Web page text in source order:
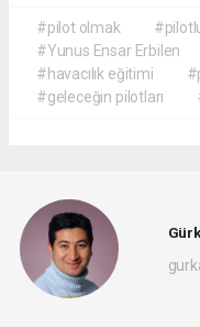
#pilot olmak
#Yunus Ensar Erbilen
#havacılık eğitimi
#geleceğin pilotları